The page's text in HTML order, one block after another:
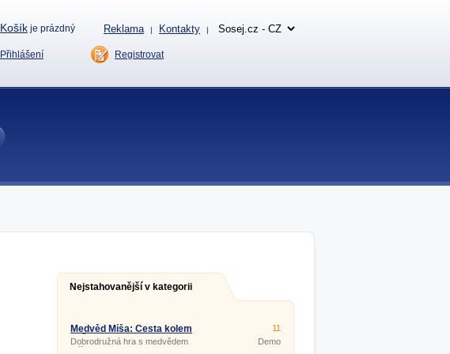
Nejstahovanější v kategorii
Medvěd Míša: Cesta kolem
světa
Dobrodružná hra s medvědem
Míšou.
11
Demo
Košík je prázdný Reklama | Kontakty |
Přihlášení Registrovat